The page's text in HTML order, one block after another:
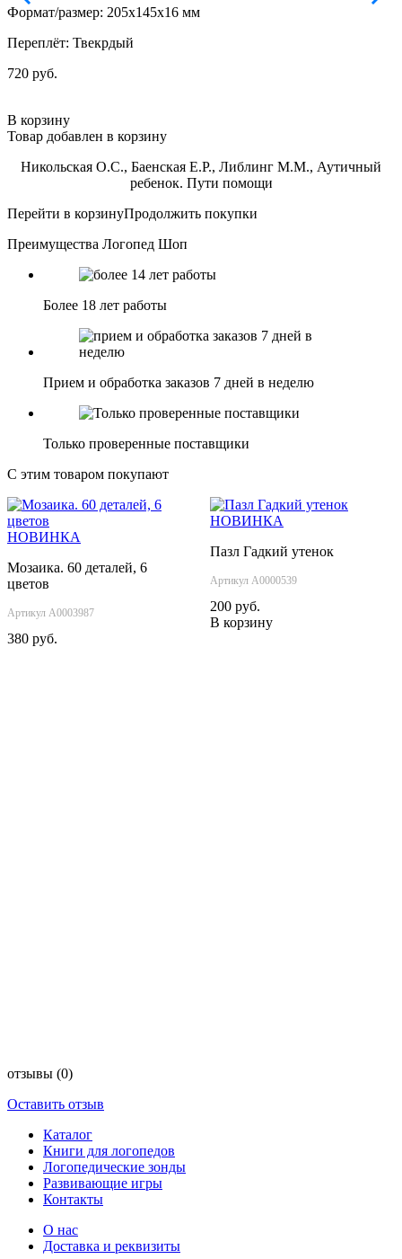
Формат/размер: 205x145x16 мм
Переплёт: Твекрдый
720 руб.
В корзину
Товар добавлен в корзину
Никольская О.С., Баенская Е.Р., Либлинг М.М., Аутичный
ребенок. Пути помощи
Перейти в корзинуПродолжить покупки
Преимущества Логопед Шоп
Более 18 лет работы
Прием и обработка заказов 7 дней в неделю
Только проверенные поставщики
С этим товаром покупают
НОВИНКА
Мозаика. 60 деталей, 6
цветов
Артикул А0003987
380 руб.
НОВИНКА
Пазл Гадкий утенок
Артикул А0000539
200 руб.
В корзину
отзывы (0)
Оставить отзыв
Каталог
Книги для логопедов
Логопедические зонды
Развивающие игры
Контакты
О нас
Доставка и реквизиты